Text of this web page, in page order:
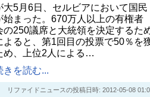
5月6日、セルビアにおいて国民
まった。670万人以上の有権者
250議席と大統領を決定するた
ると、第1回目の投票で50％を
め、上位2人による…
きを読む...
リファイドニュースの投稿日時: 2012-05-08